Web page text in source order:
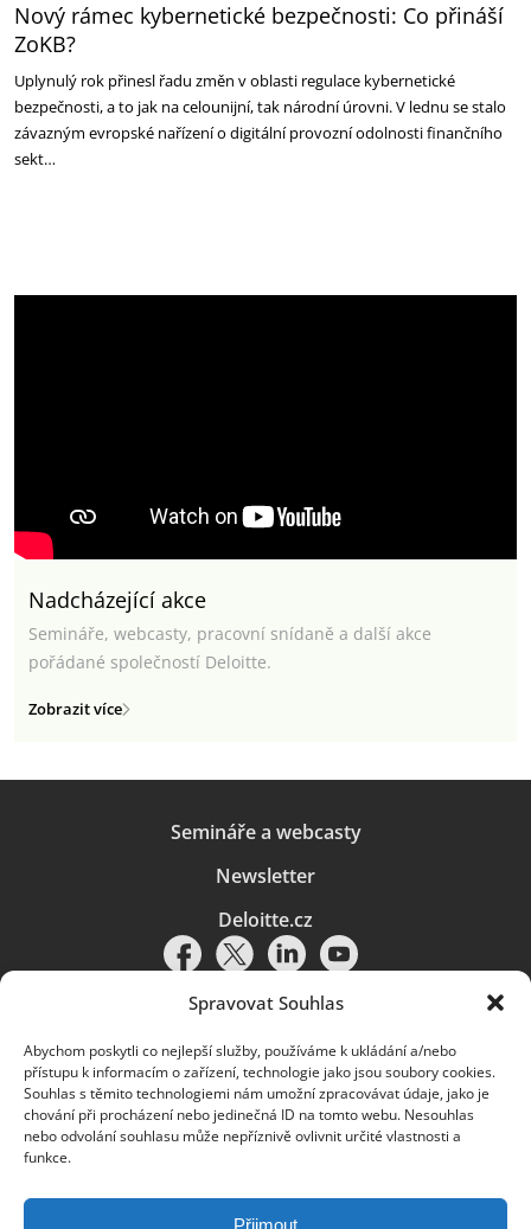
Spravovat Souhlas
Abychom poskytli co nejlepší služby, používáme k ukládání a/nebo
přístupu k informacím o zařízení, technologie jako jsou soubory cookies.
Souhlas s těmito technologiemi nám umožní zpracovávat údaje, jako je
chování při procházení nebo jedinečná ID na tomto webu. Nesouhlas
nebo odvolání souhlasu může nepříznivě ovlivnit určité vlastnosti a
funkce.
Přijmout
Nový rámec kybernetické bezpečnosti: Co přináší
ZoKB?
Uplynulý rok přinesl řadu změn v oblasti regulace kybernetické
bezpečnosti, a to jak na celounijní, tak národní úrovni. V lednu se stalo
závazným evropské nařízení o digitální provozní odolnosti finančního
sekt…
Nadcházející akce
Semináře, webcasty, pracovní snídaně a další akce
pořádané společností Deloitte.
Zobrazit více
Semináře a webcasty
Newsletter
Deloitte.cz
Pravidla používání|Ochrana osobních údajů|Soubory cookies |
Deloitte.cz
© 2026. Více informací najdete vPravidlech používání.
Deloitte označuje jednu či více společností globální sítě členských
a přidružené subjekty (souhrnně „organizace Deloitte“). Společnost DTTL
(rovněž označovaná jako „Deloitte Global“) a každá z jejích členských